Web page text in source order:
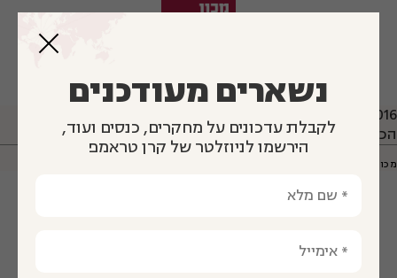
נשארים מעודכנים
לקבלת עדכונים על מחקרים, כנסים ועוד,
הירשמו לניוזלטר של קרן טראמפ
2016
הכשרה ארצית לטיפוח הוראת מתמטיקה קלינית
מכון דוידסון לחינוך מדעי